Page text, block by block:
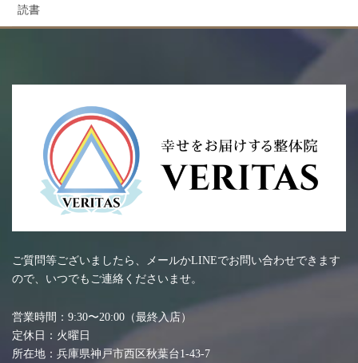
読書
ご質問等ございましたら、メールかLINEでお問い合わせできます
ので、いつでもご連絡くださいませ。
営業時間：9:30〜20:00（最終入店）
定休日：火曜日
所在地：兵庫県神戸市西区秋葉台1-43-7